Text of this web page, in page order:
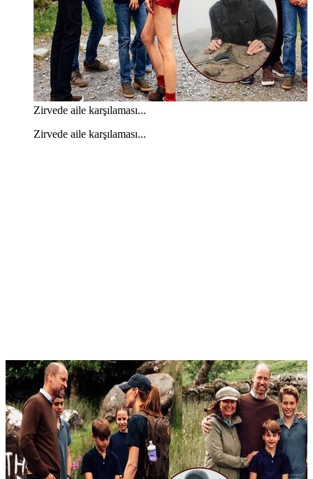
Zirvede aile karşılaması...
Zirvede aile karşılaması...